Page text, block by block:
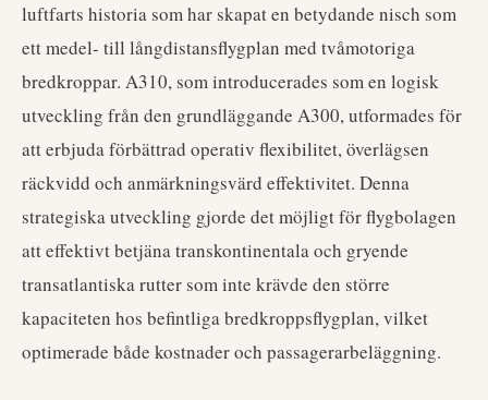
luftfarts historia som har skapat en betydande nisch som
ett medel- till långdistansflygplan med tvåmotoriga
bredkroppar. A310, som introducerades som en logisk
utveckling från den grundläggande A300, utformades för
att erbjuda förbättrad operativ flexibilitet, överlägsen
räckvidd och anmärkningsvärd effektivitet. Denna
strategiska utveckling gjorde det möjligt för flygbolagen
att effektivt betjäna transkontinentala och gryende
transatlantiska rutter som inte krävde den större
kapaciteten hos befintliga bredkroppsflygplan, vilket
optimerade både kostnader och passagerarbeläggning.